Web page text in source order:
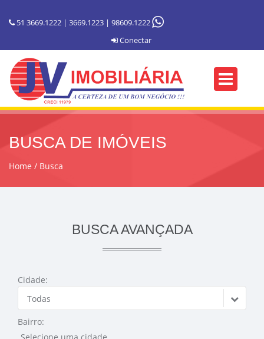
51 3669.1222 | 3669.1223 | 98609.1222
Conectar
BUSCA DE IMÓVEIS
Home Busca
BUSCA AVANÇADA
Cidade:
Todas
Bairro: